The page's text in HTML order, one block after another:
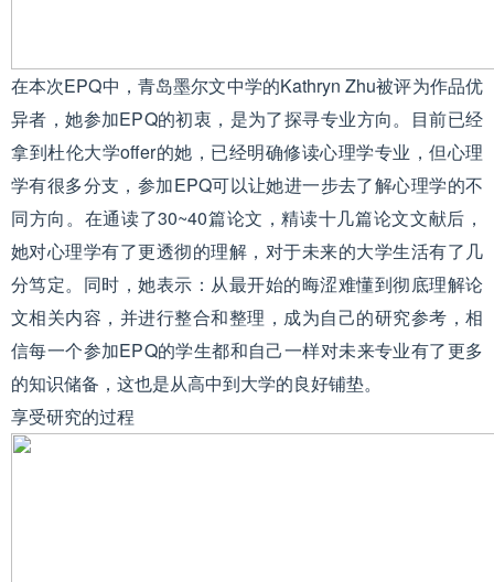
在本次EPQ中，青岛墨尔文中学的Kathryn Zhu被评为作品优
异者，她参加EPQ的初衷，是为了探寻专业方向。目前已经
拿到杜伦大学offer的她，已经明确修读心理学专业，但心理
学有很多分支，参加EPQ可以让她进一步去了解心理学的不
同方向。在通读了30~40篇论文，精读十几篇论文文献后，
她对心理学有了更透彻的理解，对于未来的大学生活有了几
分笃定。同时，她表示：从最开始的晦涩难懂到彻底理解论
文相关内容，并进行整合和整理，成为自己的研究参考，相
信每一个参加EPQ的学生都和自己一样对未来专业有了更多
的知识储备，这也是从高中到大学的良好铺垫。
享受研究的过程